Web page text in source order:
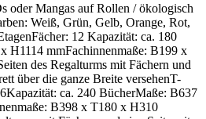
oder Mangas auf Rollen / ökologisch
Weiß, Grün, Gelb, Orange, Rot,
12 Kapazität: ca. 180
H1114 mmFachinnenmaße: B199 x
des Regalturms mit Fächern und
über die ganze Breite versehenT-
ca. 240 BücherMaße: B637
B398 x T180 x H310